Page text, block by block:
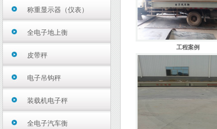
称重显示器（仪表）
全电子地上衡
皮带秤
电子吊钩秤
装载机电子秤
全电子汽车衡
工程案例